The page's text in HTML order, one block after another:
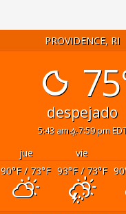
PROVIDENCE, RI
despejado
5:43 am 7:59 pm
jue vie
90°F/ 73°F 93°F/ 73°F 90